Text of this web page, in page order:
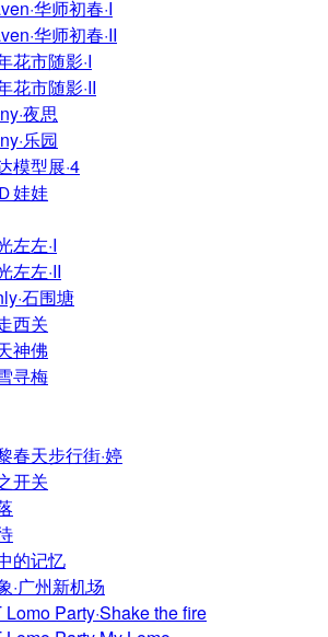
华师初春·I
华师初春·II
花市随影·I
花市随影·II
夜思
乐园
模型展·4
娃娃
左左·I
左左·II
石围塘
西关
神佛
寻梅
春天步行街·婷
开关
的记忆
·广州新机场
Lomo Party·Shake the fire